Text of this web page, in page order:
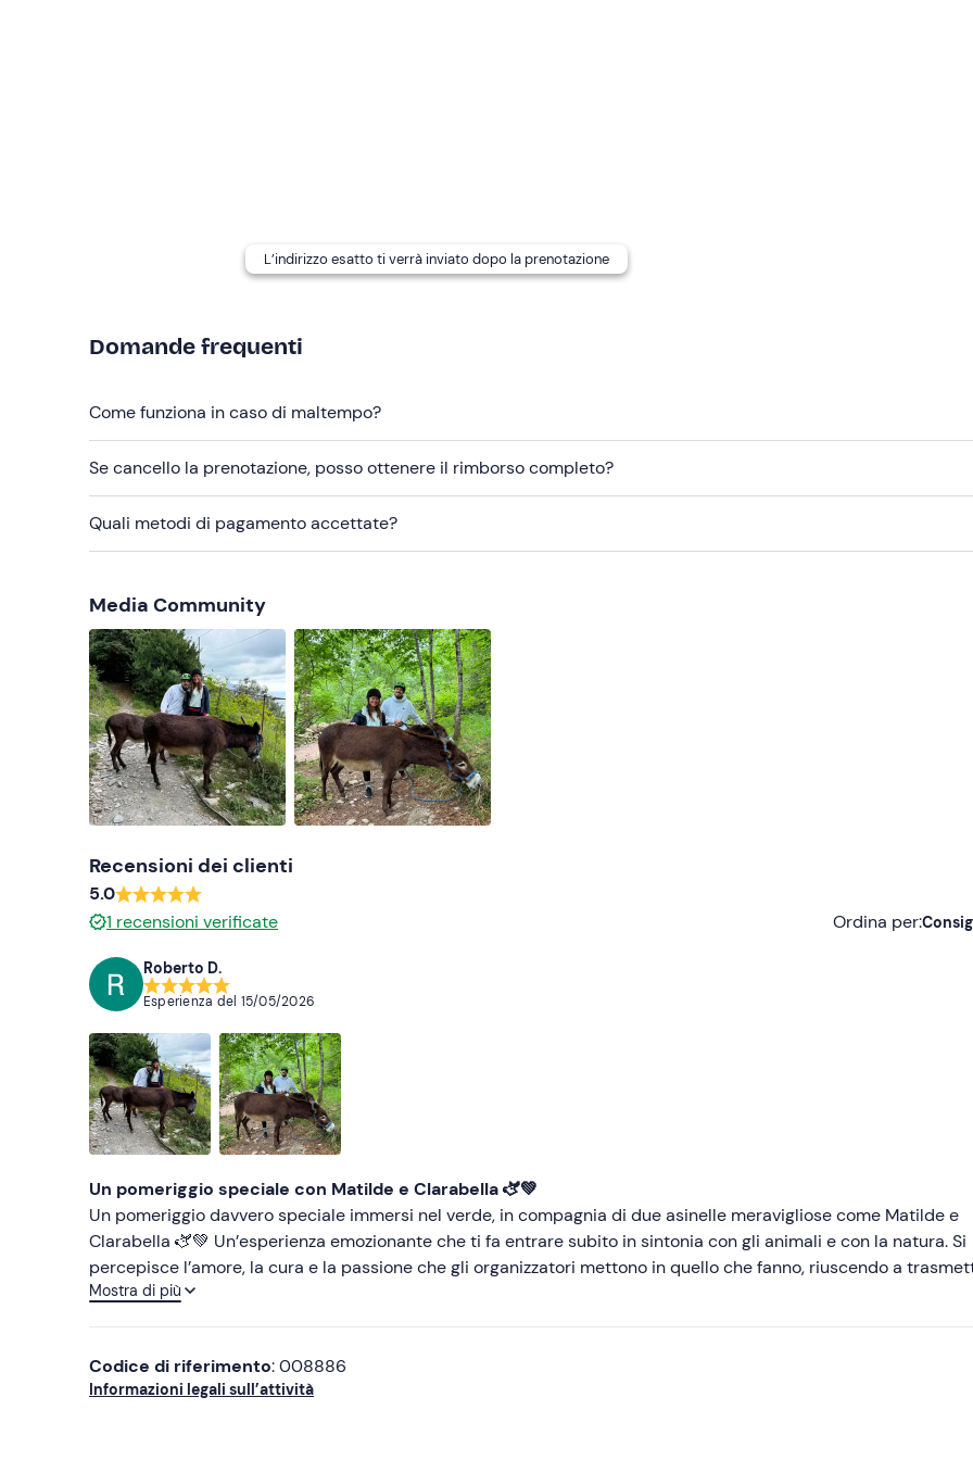
L’indirizzo esatto ti verrà inviato dopo la prenotazione
Domande frequenti
Come funziona in caso di maltempo?
Se cancello la prenotazione, posso ottenere il rimborso completo?
Quali metodi di pagamento accettate?
Media Community
Recensioni dei clienti
5.0
1 recensioni verificate Ordina per:
Roberto D.
Esperienza del 15/05/2026
Un pomeriggio speciale con Matilde e Clarabella 🫏💚
Un pomeriggio davvero speciale immersi nel verde, in compagnia di due asinelle meravigliose come Matilde e
Clarabella 🫏💚 Un’esperienza emozionante che ti fa entrare subito in sintonia con gli animali e con la natura. Si
percepisce l’amore, la cura e la passione che gli organizzatori mettono in quello che fanno, riuscendo a
anche a chi partecipa. Location stupenda, atmosfera rilassante e autentica, tutto organizzato con grande attenzione.
Mostra di più
Codice di riferimento: 008886
Informazioni legali sull’attività